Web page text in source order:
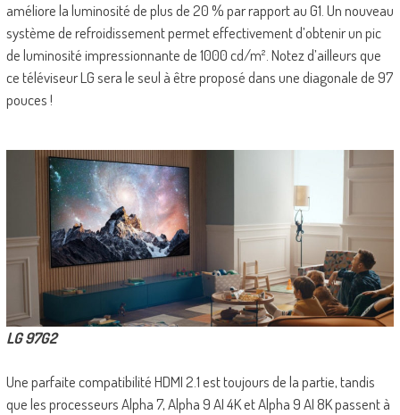
améliore la luminosité de plus de 20 % par rapport au G1. Un nouveau
système de refroidissement permet effectivement d’obtenir un pic
de luminosité impressionnante de 1000 cd/m². Notez d’ailleurs que
ce téléviseur LG sera le seul à être proposé dans une diagonale de 97
pouces !
LG 97G2
Une parfaite compatibilité HDMI 2.1 est toujours de la partie, tandis
que les processeurs Alpha 7, Alpha 9 AI 4K et Alpha 9 AI 8K passent à